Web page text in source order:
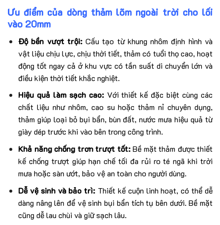
Ưu điểm của dòng thảm lõm ngoài trời cho lối
vào 20mm
Độ bền vượt trội:Cấu tạo từ khung nhôm định hình và
vật liệu chịu lực, chịu thời tiết, thảm có tuổi thọ cao, hoạt
động tốt ngay cả ở khu vực có tần suất di chuyển lớn và
điều kiện thời tiết khắc nghiệt.
Hiệu quả làm sạch cao:Với thiết kế đặc biệt cùng các
chất liệu như nhôm, cao su hoặc thảm nỉ chuyên dụng,
thảm giúp loại bỏ bụi bẩn, bùn đất, nước mưa hiệu quả từ
giày dép trước khi vào bên trong công trình.
Khả năng chống trơn trượt tốt:Bề mặt thảm được thiết
kế chống trượt giúp hạn chế tối đa rủi ro té ngã khi trời
mưa hoặc sàn ướt, bảo vệ an toàn cho người dùng.
Dễ vệ sinh và bảo trì: Thiết kế cuộn linh hoạt, có thể dễ
dàng nâng lên để vệ sinh bụi bẩn tích tụ bên dưới. Bề mặt
cũng dễ lau chùi và giữ sạch lâu.